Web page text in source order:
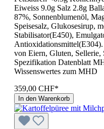
Eiweiss 9.0g Salz 2.8g
87%, Sonnenblumenöl,
Speisesalz, Glukosesirup,
Stabilisator(E450),
von Eiern, Gluten, Sellerie,
Spezifikation Datenblatt
Wissenswertes zum MHD
359,00 CHF*
In den Warenkorb